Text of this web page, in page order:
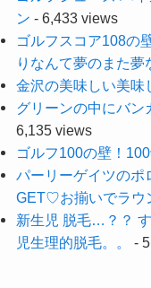
ン - 6,433 views
ゴルフスコア108の
りなんて夢のまた夢
金沢の美味しい美
グリーンの中にバン
6,135 views
ゴルフ100の壁！
パーリーゲイツの
GET♡お揃いでラ
新生児 脱毛…？？
児生理的脱毛。。
-